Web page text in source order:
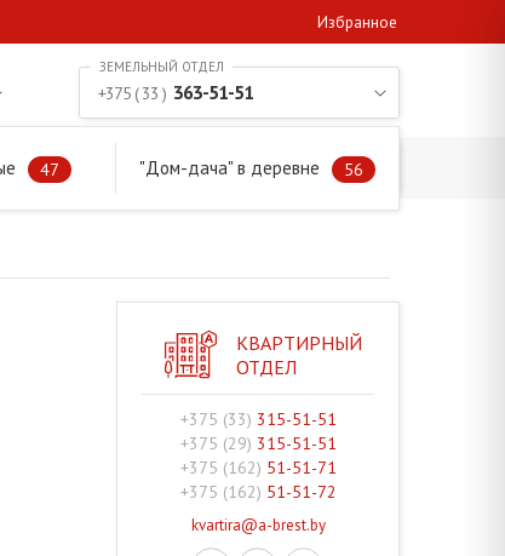
Избранное
47 "Дом-дача" в деревне 56
+375 ( 33 ) 363-51-51
КВАРТИРНЫЙ
ОТДЕЛ
+375 (33) 315-51-51
+375 (29) 315-51-51
+375 (162) 51-51-71
+375 (162) 51-51-72
kvartira@a-brest.by